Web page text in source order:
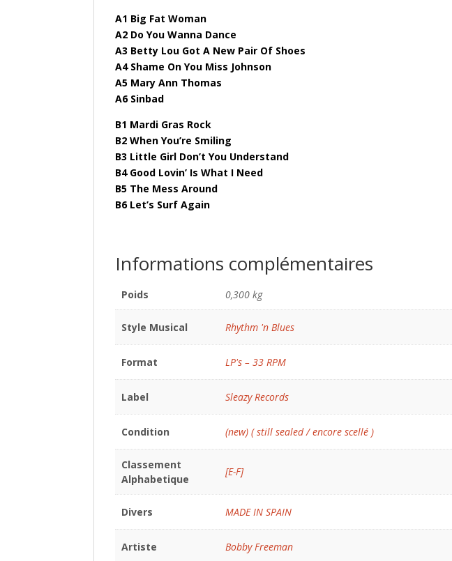
A1 Big Fat Woman
A2 Do You Wanna Dance
A3 Betty Lou Got A New Pair Of Shoes
A4 Shame On You Miss Johnson
A5 Mary Ann Thomas
A6 Sinbad
B1 Mardi Gras Rock
B2 When You’re Smiling
B3 Little Girl Don’t You Understand
B4 Good Lovin’ Is What I Need
B5 The Mess Around
B6 Let’s Surf Again
Informations complémentaires
Poids 0,300 kg
Style Musical Rhythm 'n Blues
Format LP's – 33 RPM
Label Sleazy Records
Condition (new) ( still sealed / encore scellé )
Classement
Alphabetique
[E-F]
Divers MADE IN SPAIN
Artiste Bobby Freeman